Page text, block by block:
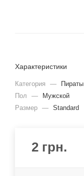
Характеристики
Категория —
Пираты
Пол
—
Мужской
Размер — Standard
2 грн.